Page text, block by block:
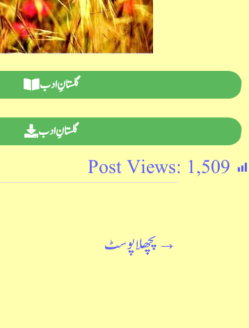
گلستانِ ادب
گلستانِ ادب
Post Views: 1,509
→پچھلا پوسٹ